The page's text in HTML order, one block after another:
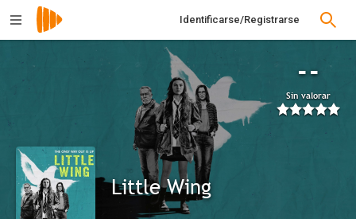
Identificarse/Registrarse
--
Sin valorar
Little Wing